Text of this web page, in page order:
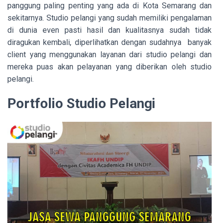
panggung paling penting yang ada di Kota Semarang dan
sekitarnya. Studio pelangi yang sudah memiliki pengalaman
di dunia even pasti hasil dan kualitasnya sudah tidak
diragukan kembali, diperlihatkan dengan sudahnya banyak
client yang menggunakan layanan dari studio pelangi dan
mereka puas akan pelayanan yang diberikan oleh studio
pelangi.
Portfolio Studio Pelangi